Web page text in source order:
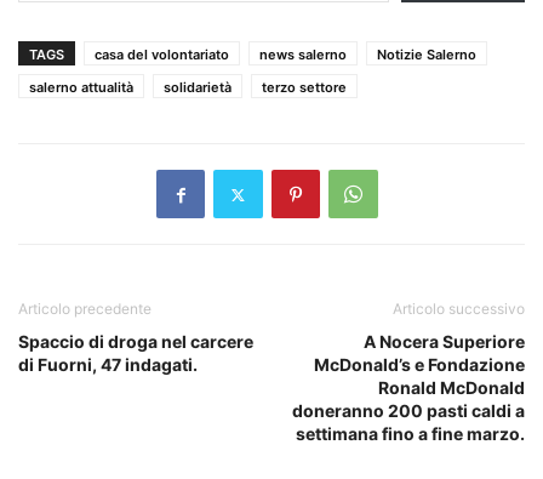
TAGS casa del volontariato news salerno
Notizie Salerno
salerno attualità
solidarietà terzo settore
Articolo precedente
Spaccio di droga nel carcere
di Fuorni, 47 indagati.
Articolo successivo
A Nocera Superiore
McDonald’s e Fondazione
Ronald McDonald
doneranno 200 pasti caldi a
settimana fino a fine marzo.